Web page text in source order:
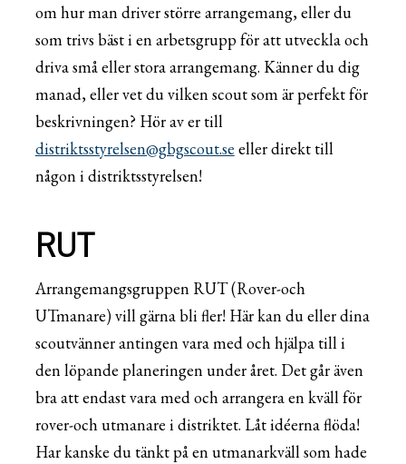
om hur man driver större arrangemang, eller du
som trivs bäst i en arbetsgrupp för att utveckla och
driva små eller stora arrangemang. Känner du dig
manad, eller vet du vilken scout som är perfekt för
beskrivningen? Hör av er till
distriktsstyrelsen@gbgscout.se eller direkt till
någon i distriktsstyrelsen!
RUT
Arrangemangsgruppen RUT (Rover-och
UTmanare) vill gärna bli fler! Här kan du eller dina
scoutvänner antingen vara med och hjälpa till i
den löpande planeringen under året. Det går även
bra att endast vara med och arrangera en kväll för
rover-och utmanare i distriktet. Låt idéerna flöda!
Har kanske du tänkt på en utmanarkväll som hade